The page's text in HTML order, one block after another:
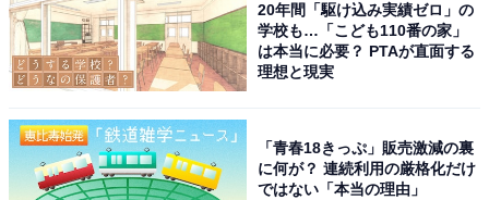
20年間「駆け込み実績ゼロ」の
学校も…「こども110番の家」
は本当に必要？ PTAが直面する
理想と現実
「青春18きっぷ」販売激減の裏
に何が？ 連続利用の厳格化だけ
ではない「本当の理由」